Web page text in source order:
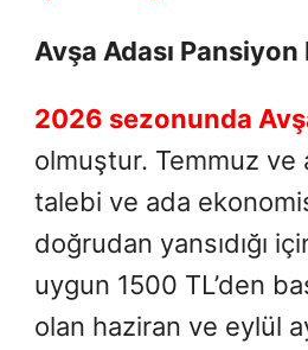
Avşa Adası Pansiyon
2026 sezonunda
olmuştur. Temmuz ve
talebi ve ada
doğrudan yansıdığı
uygun 1500 TL’den
olan haziran ve eylül